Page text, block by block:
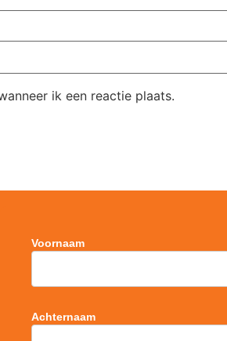
ik een reactie plaats.
Voornaam
Achternaam